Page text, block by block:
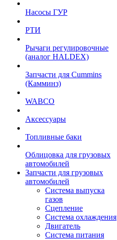
Насосы ГУР
РТИ
Рычаги регулировочные
(аналог HALDEX)
Запчасти для Cummins
(Камминз)
WABCO
Аксессуары
Топливные баки
Облицовка для грузовых
автомобилей
Запчасти для грузовых
автомобилей
Система выпуска
газов
Сцепление
Система охлаждения
Двигатель
Система питания